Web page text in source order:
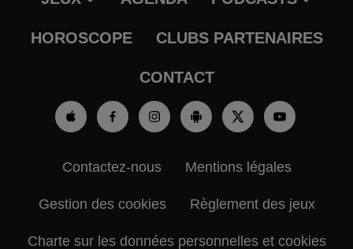
HOROSCOPE CLUBS PARTENAIRES
CONTACT
Contactez-nous Mentions légales
Gestion des cookies Règlement des jeux
Charte sur les données personnelles et cookies